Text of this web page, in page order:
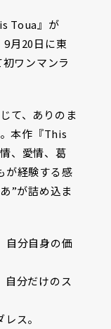
Toua』が
9月20日に東
ワンマンラ
て、ありのま
本作『This
、愛情、葛
が経験する感
”が詰め込ま
自分自身の価
自分だけのス
ス。